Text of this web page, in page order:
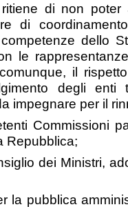
di non poter
di
dello
le
il
degli enti
impegnare per il
Commissioni
Repubblica;
dei Ministri,
la pubblica